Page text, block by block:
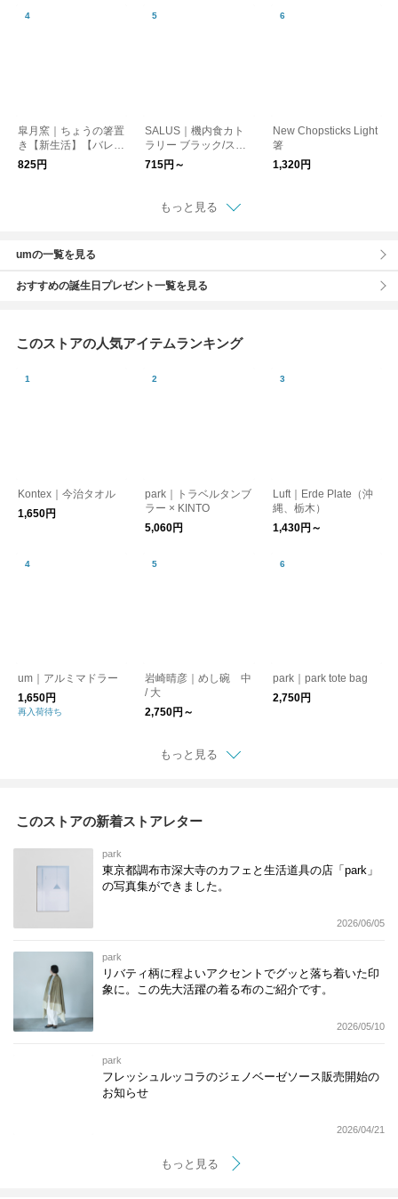
活】【プレゼント】
皐月窯｜ちょうの箸置
き【新生活】【バレン
タイン】【ギフト】
825円
SALUS｜機内食カト
ラリー ブラック/ステ
ンレス マット ナイフ
フォーク スプーン
715円～
New Chopsticks Light
箸
1,320円
もっと見る
umの一覧を見る
おすすめの誕生日プレゼント一覧を見る
このストアの人気アイテムランキング
Kontex｜今治タオル
1,650円
park｜トラベルタンブ
ラー × KINTO
5,060円
Luft｜Erde Plate（沖
縄、栃木）
1,430円～
um｜アルミマドラー
1,650円
再入荷待ち
岩崎晴彦｜めし碗 中
/ 大
2,750円～
park｜park tote bag
2,750円
もっと見る
このストアの新着ストアレター
park
東京都調布市深大寺のカフェと生活道具の店「park」
の写真集ができました。
2026/06/05
park
リバティ柄に程よいアクセントでグッと落ち着いた印
象に。この先大活躍の着る布のご紹介です。
2026/05/10
park
フレッシュルッコラのジェノベーゼソース販売開始の
お知らせ
2026/04/21
もっと見る